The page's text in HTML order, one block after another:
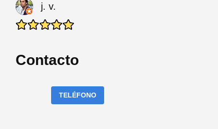
j. v.
Contacto
TELÉFONO